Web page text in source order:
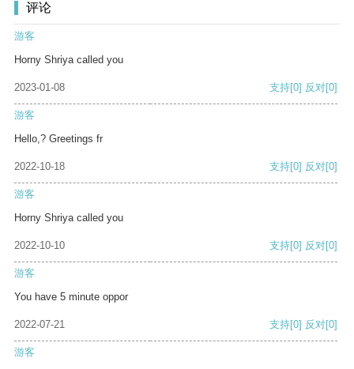
评论
游客
Horny Shriya called you
2023-01-08 支持[0] 反对[0]
游客
Hello,? Greetings fr
2022-10-18 支持[0] 反对[0]
游客
Horny Shriya called you
2022-10-10 支持[0] 反对[0]
游客
You have 5 minute oppor
2022-07-21 支持[0] 反对[0]
游客